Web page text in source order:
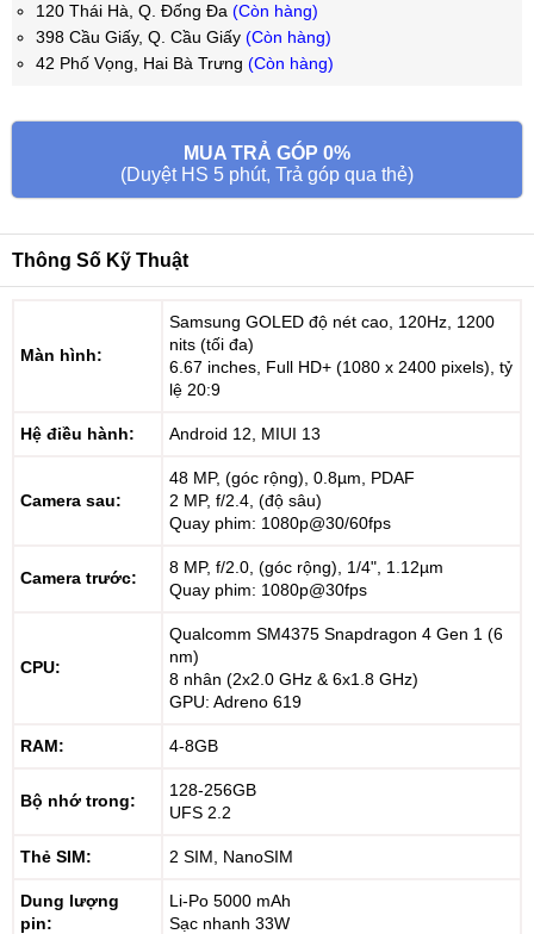
120 Thái Hà, Q. Đống Đa (Còn hàng)
398 Cầu Giấy, Q. Cầu Giấy (Còn hàng)
42 Phố Vọng, Hai Bà Trưng (Còn hàng)
MUA TRẢ GÓP 0%
(Duyệt HS 5 phút, Trả góp qua thẻ)
Thông Số Kỹ Thuật
Màn hình:
Samsung GOLED độ nét cao, 120Hz, 1200
nits (tối đa)
6.67 inches, Full HD+ (1080 x 2400 pixels), tỷ
lệ 20:9
Hệ điều hành: Android 12, MIUI 13
Camera sau:
48 MP, (góc rộng), 0.8µm, PDAF
2 MP, f/2.4, (độ sâu)
Quay phim: 1080p@30/60fps
Camera trước:
8 MP, f/2.0, (góc rộng), 1/4", 1.12µm
Quay phim: 1080p@30fps
CPU:
Qualcomm SM4375 Snapdragon 4 Gen 1 (6
nm)
8 nhân (2x2.0 GHz & 6x1.8 GHz)
GPU: Adreno 619
RAM: 4-8GB
Bộ nhớ trong:
128-256GB
UFS 2.2
Thẻ SIM: 2 SIM, NanoSIM
Dung lượng
pin:
Li-Po 5000 mAh
Sạc nhanh 33W